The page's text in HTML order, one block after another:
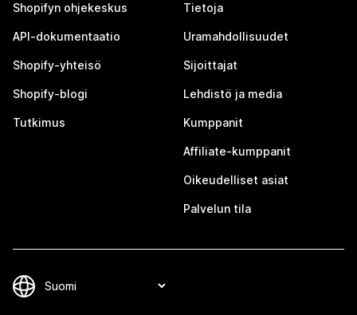
Shopifyn ohjekeskus
API-dokumentaatio
Shopify-yhteisö
Shopify-blogi
Tutkimus
Tietoja
Uramahdollisuudet
Sijoittajat
Lehdistö ja media
Kumppanit
Affiliate-kumppanit
Oikeudelliset asiat
Palvelun tila